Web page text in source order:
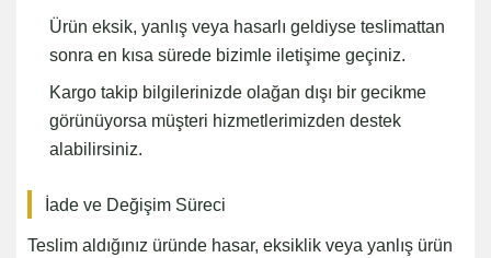
Ürün eksik, yanlış veya hasarlı geldiyse teslimattan
sonra en kısa sürede bizimle iletişime geçiniz.
Kargo takip bilgilerinizde olağan dışı bir gecikme
görünüyorsa müşteri hizmetlerimizden destek
alabilirsiniz.
İade ve Değişim Süreci
Teslim aldığınız üründe hasar, eksiklik veya yanlış ürün